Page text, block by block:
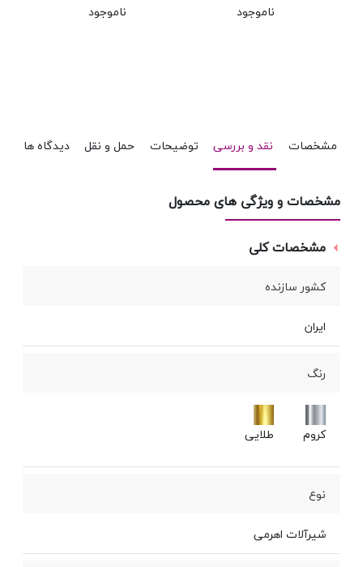
ناموجود
ناموجود
مشخصات نقد و بررسی توضیحات حمل و نقل دیدگاه ها
مشخصات و ویژگی های محصول
مشخصات کلی
کشور سازنده
ایران
رنگ
کروم طلایی
نوع
شیرآلات اهرمی